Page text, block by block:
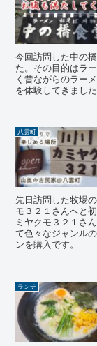
今回訪問した中の
た。その目的はラ
く昔ながらのラー
を体験してきました
八雲町
先日訪問した牧場
モ３２１さんへと
ミヤクモ３２１さ
て色々なジャンル
ンを購入です。
ランチ